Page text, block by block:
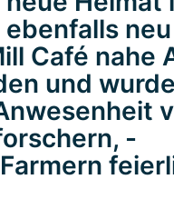
neu
Café nahe
und
-